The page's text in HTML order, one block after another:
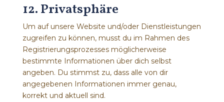
12. Privatsphäre
Um auf unsere Website und/oder Dienstleistungen
zugreifen zu können, musst du im Rahmen des
Registrierungsprozesses möglicherweise
bestimmte Informationen über dich selbst
angeben. Du stimmst zu, dass alle von dir
angegebenen Informationen immer genau,
korrekt und aktuell sind.